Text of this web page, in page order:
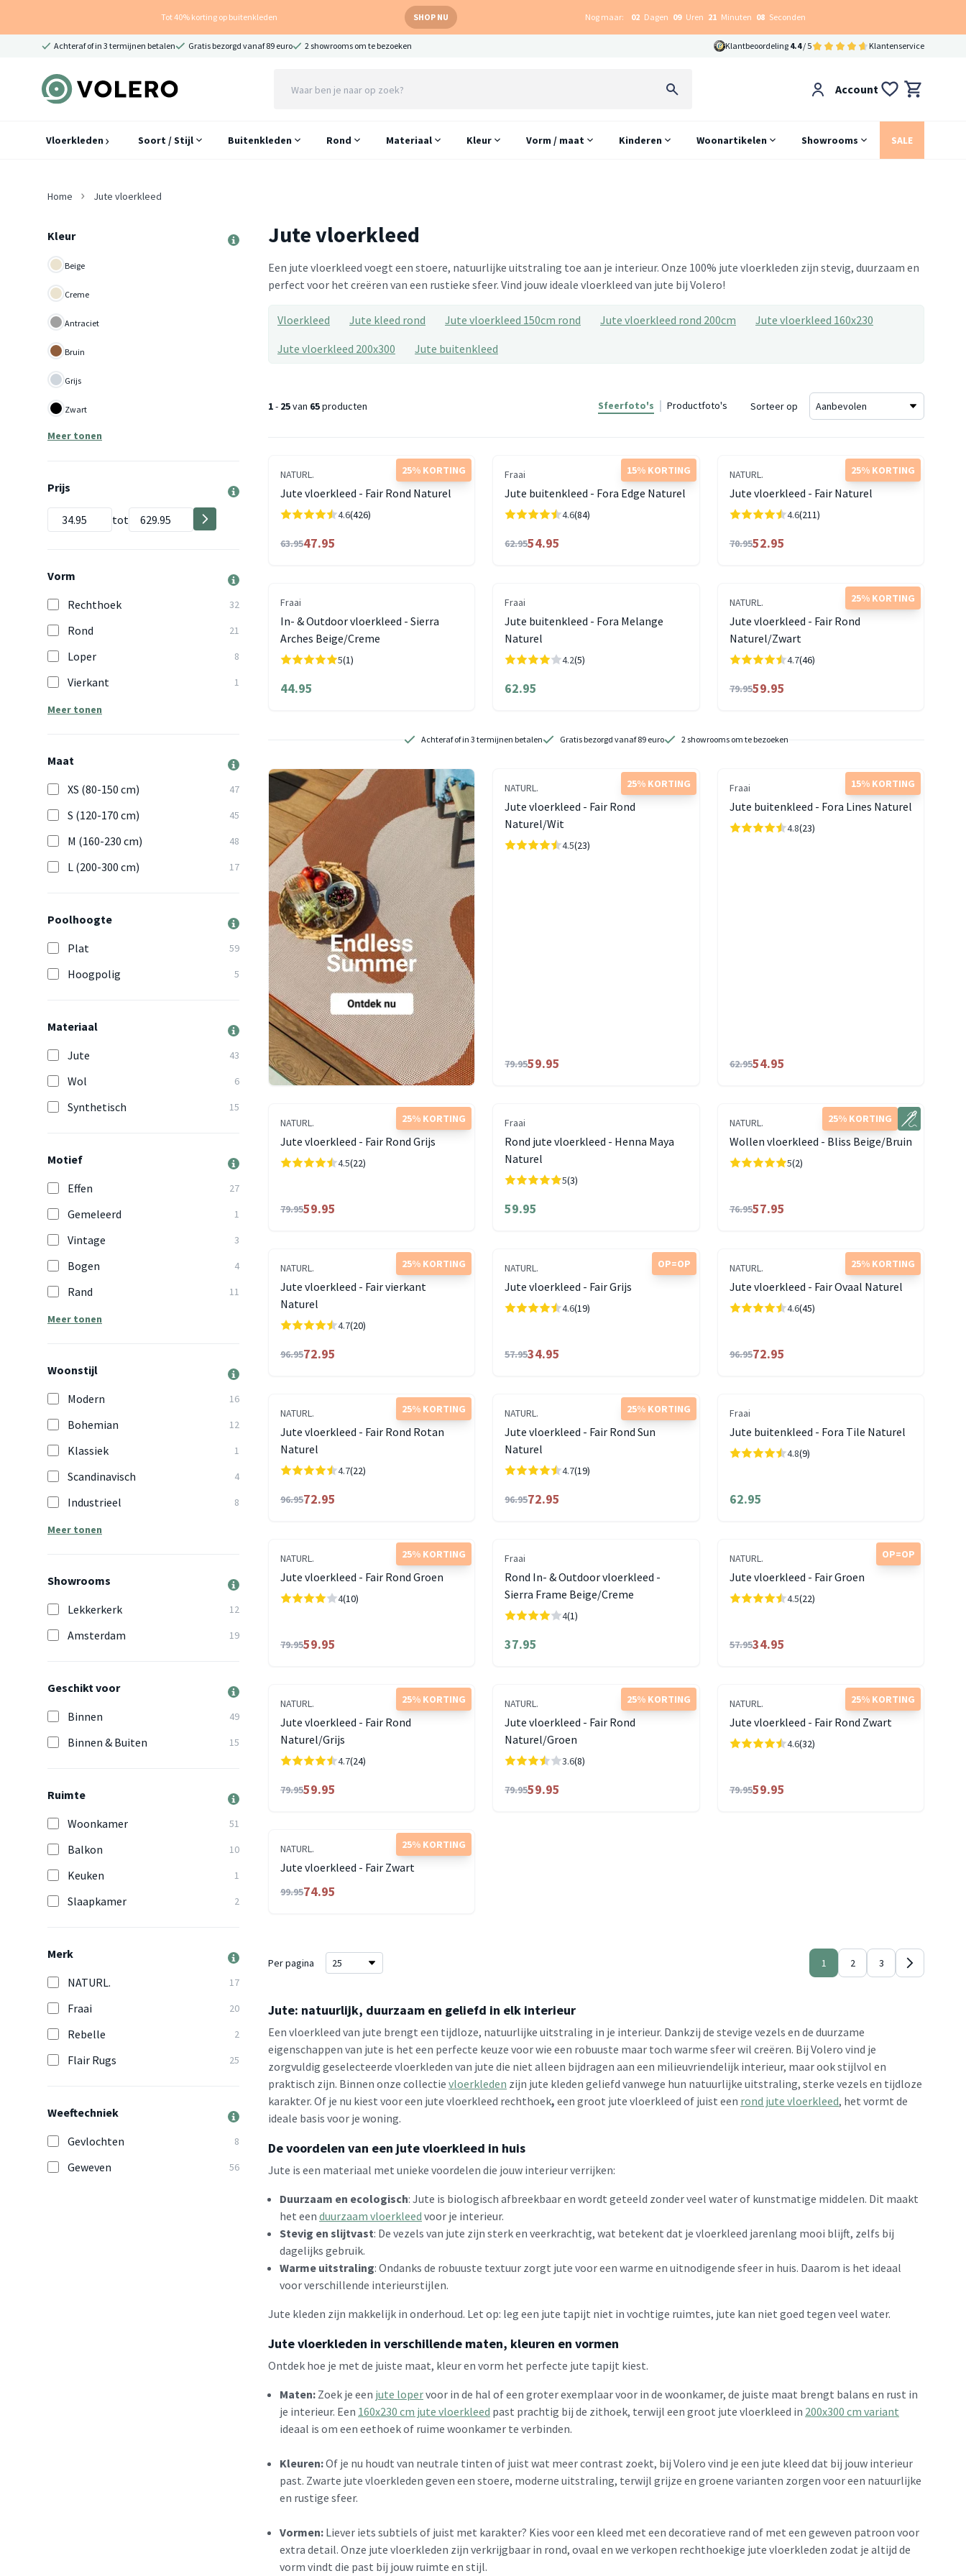
Tot 40% korting op buitenkleden SHOP NU Nog maar: 02 Dagen 09 Uren 21 Minuten 07 Seconden
Achteraf of in 3 termijnen betalen Gratis bezorgd vanaf 89 euro 2 showrooms om te bezoeken Klantbeoordeling 4.4/ 5 Klantenservice
Account
Vloerkleden Soort / Stijl Buitenkleden Rond Materiaal Kleur Vorm / maat Kinderen Woonartikelen Showrooms SALE
Home Jute vloerkleed
Kleur
Beige
Creme
Antraciet
Bruin
Grijs
Zwart
Meer tonen
Prijs
tot
Vorm
Rechthoek
32
Rond 21
Loper 8
Vierkant 1
Meer tonen
Maat
XS (80-150 cm)
47
S (120-170 cm) 45
M (160-230 cm) 48
L (200-300 cm) 17
Poolhoogte
Plat
59
Hoogpolig 5
Materiaal
Jute
43
Wol 6
Synthetisch 15
Motief
Effen
27
Gemeleerd 1
Vintage 3
Bogen 4
Rand 11
Meer tonen
Woonstijl
Modern
16
Bohemian 12
Klassiek 1
Scandinavisch 4
Industrieel 8
Meer tonen
Showrooms
Lekkerkerk
12
Amsterdam 19
Geschikt voor
Binnen
49
Binnen & Buiten 15
Ruimte
Woonkamer
51
Balkon 10
Keuken 1
Slaapkamer 2
Merk
NATURL.
17
Fraai 20
Rebelle 2
Flair Rugs 25
Weeftechniek
Gevlochten
8
Geweven 56
Jute vloerkleed
Een jute vloerkleed voegt een stoere, natuurlijke uitstraling toe aan je interieur. Onze 100% jute vloerkleden zijn stevig, duurzaam en
perfect voor het creëren van een rustieke sfeer. Vind jouw ideale vloerkleed van jute bij Volero!
Vloerkleed Jute kleed rond Jute vloerkleed 150cm rond Jute vloerkleed rond 200cm
Jute vloerkleed 160x230
Jute vloerkleed 200x300
Jute buitenkleed
1- 25van 65producten Sfeerfoto's Productfoto's Sorteer op
25% KORTING
NATURL.
Jute vloerkleed - Fair Rond Naturel
4.6(426)
63.9547.95
15% KORTING
Fraai
Jute buitenkleed - Fora Edge Naturel
4.6(84)
62.9554.95
25% KORTING
NATURL.
Jute vloerkleed - Fair Naturel
4.6(211)
70.9552.95
Fraai
In- & Outdoor vloerkleed - Sierra
Arches Beige/Creme
5(1)
44.95
Fraai
Jute buitenkleed - Fora Melange
Naturel
4.2(5)
62.95
25% KORTING
NATURL.
Jute vloerkleed - Fair Rond
Naturel/Zwart
4.7(46)
79.9559.95
Achteraf of in 3 termijnen betalen Gratis bezorgd vanaf 89 euro 2 showrooms om te bezoeken
25% KORTING
NATURL.
Jute vloerkleed - Fair Rond
Naturel/Wit
4.5(23)
79.9559.95
15% KORTING
Fraai
Jute buitenkleed - Fora Lines Naturel
4.8(23)
62.9554.95
25% KORTING
NATURL.
Jute vloerkleed - Fair Rond Grijs
4.5(22)
79.9559.95
Fraai
Rond jute vloerkleed - Henna Maya
Naturel
5(3)
59.95
25% KORTING
NATURL.
Wollen vloerkleed - Bliss Beige/Bruin
5(2)
76.9557.95
25% KORTING
NATURL.
Jute vloerkleed - Fair vierkant
Naturel
4.7(20)
96.9572.95
OP=OP
NATURL.
Jute vloerkleed - Fair Grijs
4.6(19)
57.9534.95
25% KORTING
NATURL.
Jute vloerkleed - Fair Ovaal Naturel
4.6(45)
96.9572.95
25% KORTING
NATURL.
Jute vloerkleed - Fair Rond Rotan
Naturel
4.7(22)
96.9572.95
25% KORTING
NATURL.
Jute vloerkleed - Fair Rond Sun
Naturel
4.7(19)
96.9572.95
Fraai
Jute buitenkleed - Fora Tile Naturel
4.8(9)
62.95
25% KORTING
NATURL.
Jute vloerkleed - Fair Rond Groen
4(10)
79.9559.95
Fraai
Rond In- & Outdoor vloerkleed -
Sierra Frame Beige/Creme
4(1)
37.95
OP=OP
NATURL.
Jute vloerkleed - Fair Groen
4.5(22)
57.9534.95
25% KORTING
NATURL.
Jute vloerkleed - Fair Rond
Naturel/Grijs
4.7(24)
79.9559.95
25% KORTING
NATURL.
Jute vloerkleed - Fair Rond
Naturel/Groen
3.6(8)
79.9559.95
25% KORTING
NATURL.
Jute vloerkleed - Fair Rond Zwart
4.6(32)
79.9559.95
25% KORTING
NATURL.
Jute vloerkleed - Fair Zwart
99.9574.95
Per pagina 1 2 3
Jute: natuurlijk, duurzaam en geliefd in elk interieur
Een vloerkleed van jute brengt een tijdloze, natuurlijke uitstraling in je interieur. Dankzij de stevige vezels en de duurzame
eigenschappen van jute is het een perfecte keuze voor wie een robuuste maar toch warme sfeer wil creëren. Bij Volero vind je
zorgvuldig geselecteerde vloerkleden van jute die niet alleen bijdragen aan een milieuvriendelijk interieur, maar ook stijlvol en
praktisch zijn. Binnen onze collectie vloerkleden zijn jute kleden geliefd vanwege hun natuurlijke uitstraling, sterke vezels en tijdloze
karakter. Of je nu kiest voor een jute vloerkleed rechthoek, een groot jute vloerkleed of juist een rond jute vloerkleed, het vormt de
ideale basis voor je woning.
De voordelen van een jute vloerkleed in huis
Jute is een materiaal met unieke voordelen die jouw interieur verrijken:
Duurzaam en ecologisch: Jute is biologisch afbreekbaar en wordt geteeld zonder veel water of kunstmatige middelen. Dit maakt
het een duurzaam vloerkleed voor je interieur.
Stevig en slijtvast: De vezels van jute zijn sterk en veerkrachtig, wat betekent dat je vloerkleed jarenlang mooi blijft, zelfs bij
dagelijks gebruik.
Warme uitstraling: Ondanks de robuuste textuur zorgt jute voor een warme en uitnodigende sfeer in huis. Daarom is het ideaal
voor verschillende interieurstijlen.
Jute kleden zijn makkelijk in onderhoud. Let op: leg een jute tapijt niet in vochtige ruimtes, jute kan niet goed tegen veel water.
Jute vloerkleden in verschillende maten, kleuren en vormen
Ontdek hoe je met de juiste maat, kleur en vorm het perfecte jute tapijt kiest.
Maten: Zoek je een jute lopervoor in de hal of een groter exemplaar voor in de woonkamer, de juiste maat brengt balans en rust in
je interieur. Een 160x230 cm jute vloerkleed past prachtig bij de zithoek, terwijl een groot jute vloerkleed in 200x300 cm variant
ideaal is om een eethoek of ruime woonkamer te verbinden.
Kleuren:Of je nu houdt van neutrale tinten of juist wat meer contrast zoekt, bij Volero vind je een jute kleed dat bij jouw interieur
past. Zwarte jute vloerkleden geven een stoere, moderne uitstraling, terwijl grijze en groene varianten zorgen voor een natuurlijke
en rustige sfeer.
Vormen: Liever iets subtiels of juist met karakter? Kies voor een kleed met een decoratieve rand of met een geweven patroon voor
extra detail. Onze jute vloerkleden zijn verkrijgbaar in rond, ovaal en we verkopen rechthoekige jute vloerkleden zodat je altijd de
vorm vindt die past bij jouw ruimte en stijl.